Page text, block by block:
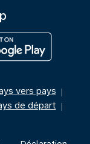
vers pays |
de départ |